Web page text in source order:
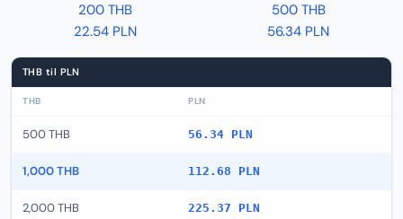
200 THB
22.54 PLN
500 THB
56.34 PLN
THB til PLN
THB PLN
500 THB 56.34 PLN
1,000 THB 112.68 PLN
2,000 THB 225.37 PLN